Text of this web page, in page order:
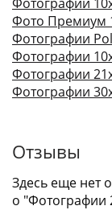
Фото Премиум
Фотографии
Фотографии
Фотографии
Фотографии
Отзывы
Здесь еще нет
о "Фотографии